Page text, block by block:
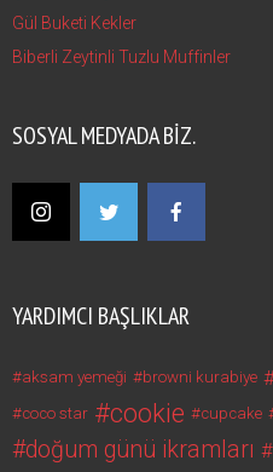
Gül Buketi Kekler
Biberli Zeytinli Tuzlu Muffinler
SOSYAL MEDYADA BIZ.
YARDIMCI BAŞLIKLAR
aksam yemeği browni kurabiye
coco star cookie cupcake
doğum günü ikramları